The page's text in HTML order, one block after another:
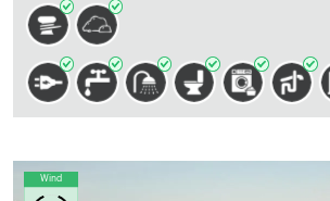
Wind